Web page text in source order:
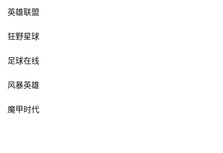
英雄联盟
狂野星球
足球在线
风暴英雄
魔甲时代